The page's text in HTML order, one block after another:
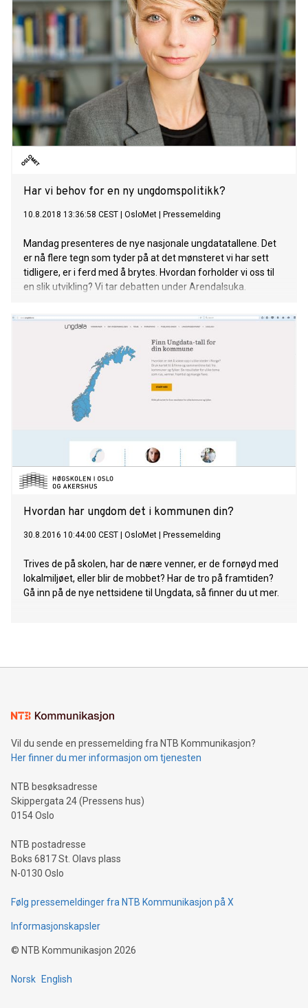
Har vi behov for en ny ungdomspolitikk?
10.8.2018 13:36:58 CEST OsloMet Pressemelding
Mandag presenteres de nye nasjonale ungdatatallene. Det
er nå flere tegn som tyder på at det mønsteret vi har sett
tidligere, er i ferd med å brytes. Hvordan forholder vi oss til
en slik utvikling? Vi tar debatten under Arendalsuka.
Hvordan har ungdom det i kommunen din?
30.8.2016 10:44:00 CEST OsloMet Pressemelding
Trives de på skolen, har de nære venner, er de fornøyd med
lokalmiljøet, eller blir de mobbet? Har de tro på framtiden?
Gå inn på de nye nettsidene til Ungdata, så finner du ut mer.
Vil du sende en pressemelding fra NTB Kommunikasjon?
Her finner du mer informasjon om tjenesten
NTB besøksadresse
Skippergata 24 (Pressens hus)
0154 Oslo
NTB postadresse
Boks 6817 St. Olavs plass
N-0130 Oslo
Følg pressemeldinger fra NTB Kommunikasjon på X
Informasjonskapsler
© NTB Kommunikasjon 2026
Norsk English